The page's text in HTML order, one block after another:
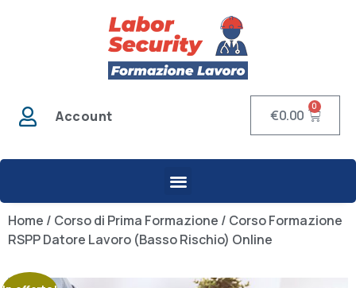
Account €0.00
0
Home / Corso di Prima Formazione / Corso Formazione
RSPP Datore Lavoro (Basso Rischio) Online